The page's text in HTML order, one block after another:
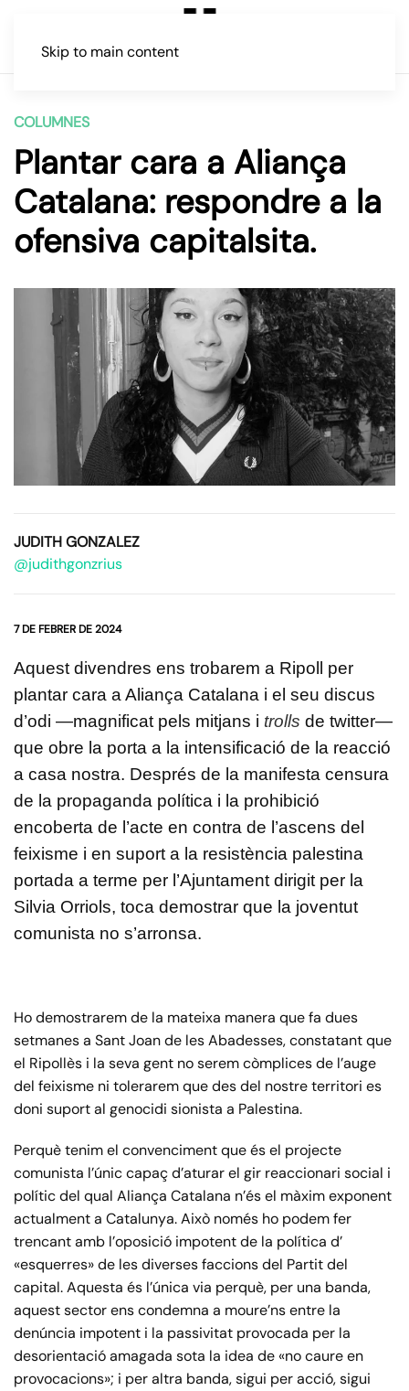
Skip to main content
COLUMNES
Plantar cara a Aliança
Catalana: respondre a la
ofensiva capitalsita.
JUDITH GONZALEZ
@judithgonzrius
7 DE FEBRER DE 2024
Aquest divendres ens trobarem a Ripoll per
plantar cara a Aliança Catalana i el seu discus
d’odi —magnificat pels mitjans i trolls de twitter—
que obre la porta a la intensificació de la reacció
a casa nostra. Després de la manifesta censura
de la propaganda política i la prohibició
encoberta de l’acte en contra de l’ascens del
feixisme i en suport a la resistència palestina
portada a terme per l’Ajuntament dirigit per la
Silvia Orriols, toca demostrar que la joventut
comunista no s’arronsa.
Ho demostrarem de la mateixa manera que fa dues
setmanes a Sant Joan de les Abadesses, constatant que
el Ripollès i la seva gent no serem còmplices de l’auge
del feixisme ni tolerarem que des del nostre territori es
doni suport al genocidi sionista a Palestina.
Perquè tenim el convenciment que és el projecte
comunista l’únic capaç d’aturar el gir reaccionari social i
polític del qual Aliança Catalana n’és el màxim exponent
actualment a Catalunya. Això només ho podem fer
trencant amb l’oposició impotent de la política d’
«esquerres» de les diverses faccions del Partit del
capital. Aquesta és l’única via perquè, per una banda,
aquest sector ens condemna a moure’ns entre la
denúncia impotent i la passivitat provocada per la
desorientació amagada sota la idea de «no caure en
provocacions»; i per altra banda, sigui per acció, sigui